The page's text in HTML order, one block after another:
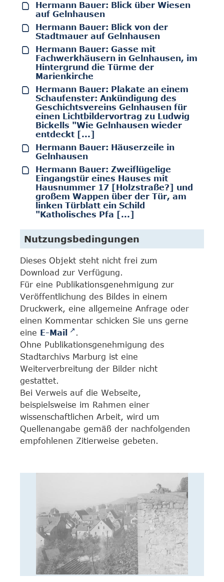
Hermann Bauer: Blick über Wiesen
auf Gelnhausen
Hermann Bauer: Blick von der
Stadtmauer auf Gelnhausen
Hermann Bauer: Gasse mit
Fachwerkhäusern in Gelnhausen, im
Hintergrund die Türme der
Marienkirche
Hermann Bauer: Plakate an einem
Schaufenster: Ankündigung des
Geschichtsvereins Gelnhausen für
einen Lichtbildervortrag zu Ludwig
Bickells "Wie Gelnhausen wieder
entdeckt [...]
Hermann Bauer: Häuserzeile in
Gelnhausen
Hermann Bauer: Zweiflügelige
Eingangstür eines Hauses mit
Hausnummer 17 [Holzstraße?] und
großem Wappen über der Tür, am
linken Türblatt ein Schild
"Katholisches Pfa [...]
Nutzungsbedingungen
Dieses Objekt steht nicht frei zum
Download zur Verfügung.
Für eine Publikationsgenehmigung zur
Veröffentlichung des Bildes in einem
Druckwerk, eine allgemeine Anfrage oder
einen Kommentar schicken Sie uns gerne
eine E-Mail
.
Ohne Publikationsgenehmigung des
Stadtarchivs Marburg ist eine
Weiterverbreitung der Bilder nicht
gestattet.
Bei Verweis auf die Webseite,
beispielsweise im Rahmen einer
wissenschaftlichen Arbeit, wird um
Quellenangabe gemäß der nachfolgenden
empfohlenen Zitierweise gebeten.